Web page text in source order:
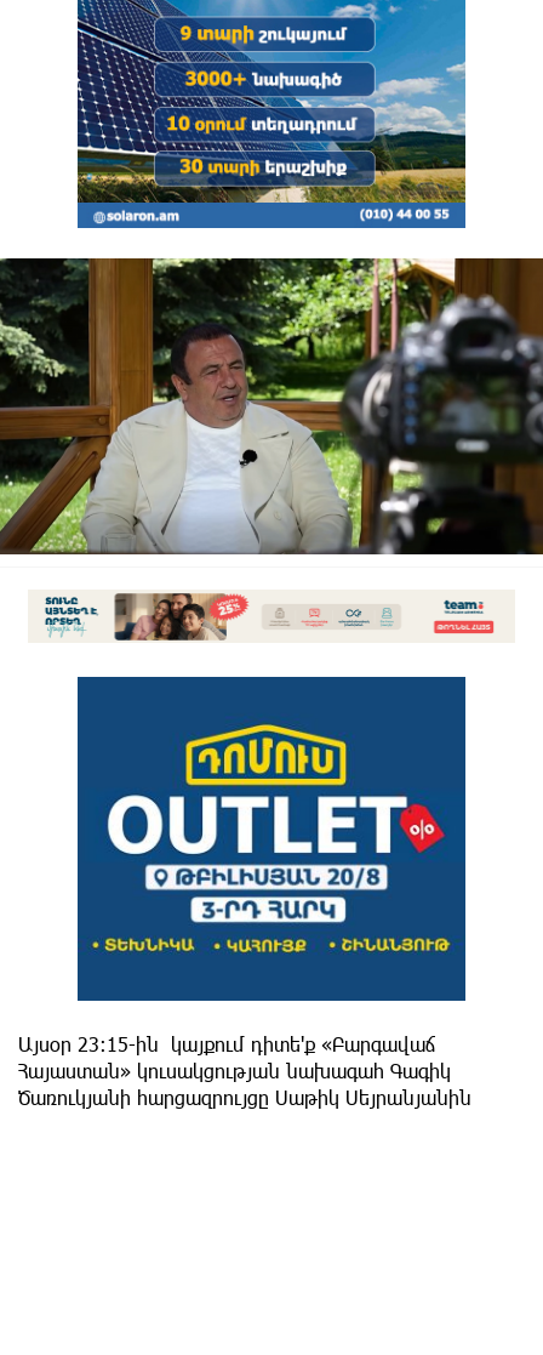
Այսօր 23։15-ին կայքում դիտե'ք «Բարգավաճ
Հայաստան» կուսակցության նախագահ Գագիկ
Ծառուկյանի հարցազրույցը Սաթիկ Սեյրանյանին